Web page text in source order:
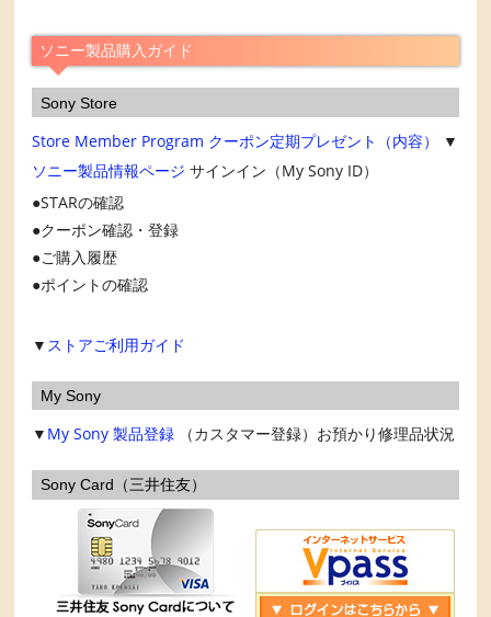
ブ
ソニー製品購入ガイド
Sony Store
Store Member Program クーポン定期プレゼント（内容）
▼
ソニー製品情報ページ サインイン（My Sony ID）
STARの確認
クーポン確認・登録
ご購入履歴
ポイントの確認
▼ ストアご利用ガイド
My Sony
▼ My Sony 製品登録 （カスタマー登録）お預かり修理品状況
Sony Card（三井住友）